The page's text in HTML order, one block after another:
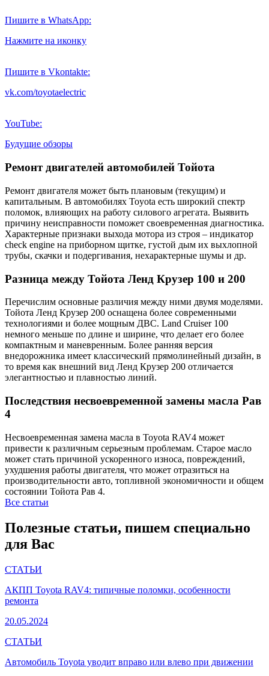
Пишите в WhatsApp:
Нажмите на иконку
Пишите в Vkontakte:
vk.com/toyotaelectric
YouTube:
Будущие обзоры
Ремонт двигателей автомобилей Тойота
Ремонт двигателя может быть плановым (текущим) и
капитальным. В автомобилях Toyota есть широкий спектр
поломок, влияющих на работу силового агрегата. Выявить
причину неисправности поможет своевременная диагностика.
Характерные признаки выхода мотора из строя – индикатор
check engine на приборном щитке, густой дым их выхлопной
трубы, скачки и подергивания, нехарактерные шумы и др.
Разница между Тойота Ленд Крузер 100 и 200
Перечислим основные различия между ними двумя моделями.
Тойота Ленд Крузер 200 оснащена более современными
технологиями и более мощным ДВС. Land Cruiser 100
немного меньше по длине и ширине, что делает его более
компактным и маневренным. Более ранняя версия
внедорожника имеет классический прямолинейный дизайн, в
то время как внешний вид Ленд Крузер 200 отличается
элегантностью и плавностью линий.
Последствия несвоевременной замены масла Рав
4
Несвоевременная замена масла в Toyota RAV4 может
привести к различным серьезным проблемам. Старое масло
может стать причиной ускоренного износа, повреждений,
ухудшения работы двигателя, что может отразиться на
производительности авто, топливной экономичности и общем
состоянии Тойота Рав 4.
Все статьи
Полезные статьи, пишем специально
для Вас
СТАТЬИ
АКПП Toyota RAV4: типичные поломки, особенности
ремонта
20.05.2024
СТАТЬИ
Автомобиль Toyota уводит вправо или влево при движении